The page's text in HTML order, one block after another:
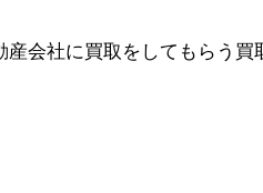
会社に買取をしてもらう買